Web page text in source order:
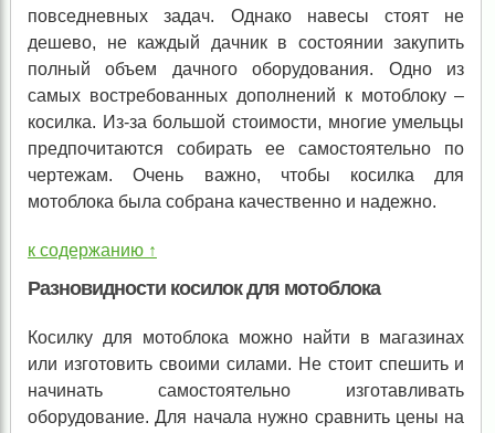
повседневных задач. Однако навесы стоят не
дешево, не каждый дачник в состоянии закупить
полный объем дачного оборудования. Одно из
самых востребованных дополнений к мотоблоку –
косилка. Из-за большой стоимости, многие умельцы
предпочитаются собирать ее самостоятельно по
чертежам. Очень важно, чтобы косилка для
мотоблока была собрана качественно и надежно.
к содержанию ↑
Разновидности косилок для мотоблока
Косилку для мотоблока можно найти в магазинах
или изготовить своими силами. Не стоит спешить и
начинать самостоятельно изготавливать
оборудование. Для начала нужно сравнить цены на